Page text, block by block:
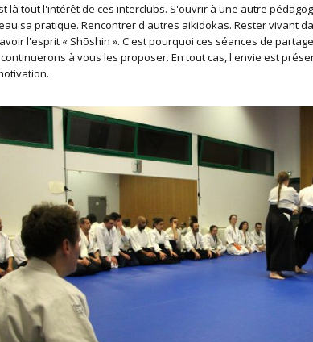
là tout l'intérêt de ces interclubs. S'ouvrir à une autre
sa pratique. Rencontrer d'autres aikidokas. Rester vivant
l'esprit « Shōshin ». C'est pourquoi ces séances de
à vous les proposer. En tout cas, l'envie est